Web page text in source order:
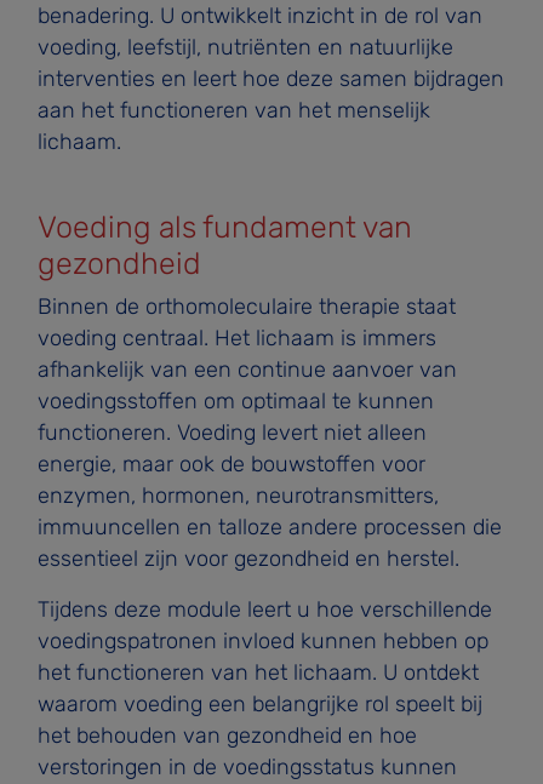
benadering. U ontwikkelt inzicht in de rol van
voeding, leefstijl, nutriënten en natuurlijke
interventies en leert hoe deze samen bijdragen
aan het functioneren van het menselijk
lichaam.
Voeding als fundament van
gezondheid
Binnen de orthomoleculaire therapie staat
voeding centraal. Het lichaam is immers
afhankelijk van een continue aanvoer van
voedingsstoffen om optimaal te kunnen
functioneren. Voeding levert niet alleen
energie, maar ook de bouwstoffen voor
enzymen, hormonen, neurotransmitters,
immuuncellen en talloze andere processen die
essentieel zijn voor gezondheid en herstel.
Tijdens deze module leert u hoe verschillende
voedingspatronen invloed kunnen hebben op
het functioneren van het lichaam. U ontdekt
waarom voeding een belangrijke rol speelt bij
het behouden van gezondheid en hoe
verstoringen in de voedingsstatus kunnen